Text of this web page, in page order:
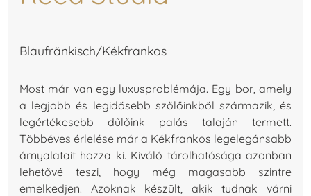
Blaufränkisch/Kékfrankos
Most már van egy luxusproblémája. Egy bor, amely
a legjobb és legidősebb szőlőinkből származik, és
legértékesebb dűlőink palás talaján termett.
Többéves érlelése már a Kékfrankos legelegánsabb
árnyalatait hozza ki. Kiváló tárolhatósága azonban
lehetővé teszi, hogy még magasabb szintre
emelkedjen. Azoknak készült, akik tudnak várni